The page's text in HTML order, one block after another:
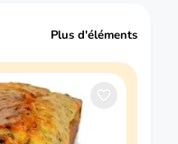
Plus d'éléments